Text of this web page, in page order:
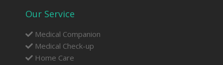
Our Service
Medical Companion
Medical Check-up
Home Care